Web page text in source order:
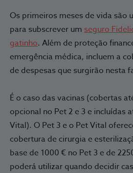
Os primeiros meses de vida são
para subscrever um seguro
gatinho. Além de proteção
emergência médica, incluem a
de despesas que surgirão nesta
É o caso das vacinas (cobertas
opcional no Pet 2 e 3 e incluídas
Vital). O Pet 3 e o Pet Vital
cobertura de cirurgia e
base de 1000 € no Pet 3 e de
poderá utilizar quando decidir